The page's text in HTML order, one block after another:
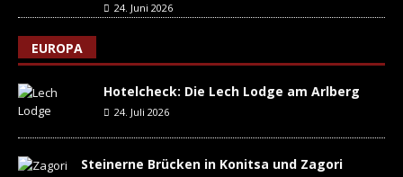
24. Juni 2026
EUROPA
Hotelcheck: Die Lech Lodge am Arlberg
24. Juli 2026
Steinerne Brücken in Konitsa und Zagori